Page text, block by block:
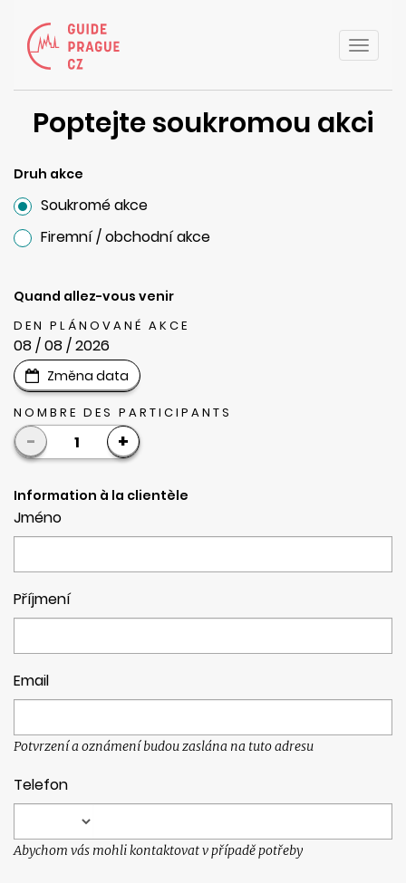
Toggle
Poptejte soukromou akci
Druh akce
Soukromé akce
Firemní / obchodní akce
Quand allez-vous venir
DEN PLÁNOVANÉ AKCE
08 / 08 / 2026
Změna data
NOMBRE DES PARTICIPANTS
- 1 +
Information à la clientèle
Jméno
Příjmení
Email
Potvrzení a oznámení budou zaslána na tuto adresu
Telefon
Abychom vás mohli kontaktovat v případě potřeby